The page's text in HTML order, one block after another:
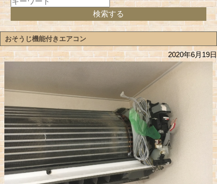
おそうじ機能付きエアコン
2020年6月19日